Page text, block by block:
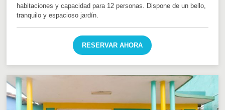
habitaciones y capacidad para 12 personas. Dispone de un bello,
tranquilo y espacioso jardín.
RESERVAR AHORA